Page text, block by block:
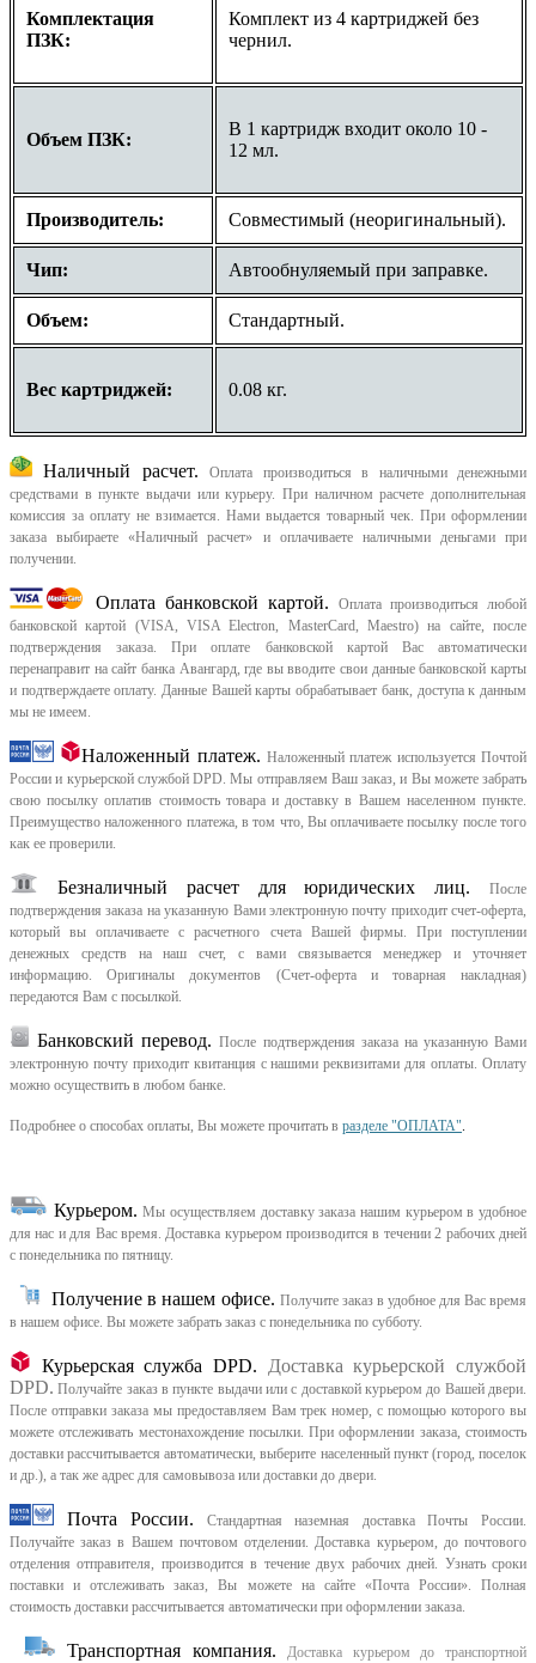
Комплектация
ПЗК:
Комплект из 4 картриджей без
чернил.
Объем ПЗК:
В 1 картридж входит около 10 -
12 мл.
Производитель: Совместимый (неоригинальный).
Чип: Автообнуляемый при заправке.
Объем: Стандартный.
Вес картриджей: 0.08 кг.
Наличный расчет.
Оплата производиться в наличными денежными
средствами в пункте выдачи или курьеру. При наличном расчете дополнительная
комиссия за оплату не взимается. Нами выдается товарный чек. При оформлении
заказа выбираете «Наличный расчет» и оплачиваете наличными деньгами при
получении.
Оплата банковской картой.
Оплата производиться любой
банковской картой (VISA, VISA Electron, MasterCard, Maestro) на сайте, после
подтверждения заказа. При оплате банковской картой Вас автоматически
перенаправит на сайт банка Авангард, где вы вводите свои данные банковской карты
и подтверждаете оплату. Данные Вашей карты обрабатывает банк, доступа к данным
мы не имеем.
Наложенный платеж. Наложенный платеж используется Почтой
России и курьерской службой DPD. Мы отправляем Ваш заказ, и Вы можете забрать
свою посылку оплатив стоимость товара и доставку в Вашем населенном пункте.
Преимущество наложенного платежа, в том что, Вы оплачиваете посылку после того
как ее проверили.
Безналичный расчет для юридических лиц.
После
подтверждения заказа на указанную Вами электронную почту приходит счет-оферта,
который вы оплачиваете с расчетного счета Вашей фирмы. При поступлении
денежных средств на наш счет, с вами связывается менеджер и уточняет
информацию. Оригиналы документов (Счет-оферта и товарная накладная)
передаются Вам с посылкой.
Банковский перевод. После подтверждения заказа на указанную Вами
электронную почту приходит квитанция с нашими реквизитами для оплаты. Оплату
можно осуществить в любом банке.
Подробнее о способах оплаты, Вы можете прочитать в разделе "ОПЛАТА".
Курьером. Мы осуществляем доставку заказа нашим курьером в удобное
для нас и для Вас время.Доставка курьером производится в течении 2 рабочих дней
с понедельника по пятницу.
Получение в нашем офисе. Получите заказ в удобное для Вас время
в нашем офисе. Вы можете забрать заказ с понедельника по субботу.
Курьерская служба DPD.
Доставка курьерской службой
DPD. Получайте заказ в пункте выдачи или с доставкой курьером до Вашей двери.
После отправки заказа мы предоставляем Вам трек номер, с помощью которого вы
можете отслеживать местонахождение посылки. При оформлении заказа, стоимость
доставки рассчитывается автоматически, выберите населенный пункт (город, поселок
и др.), а так же адрес для самовывоза или доставки до двери.
Почта России.
Стандартная наземная доставка Почты России.
Получайте заказ в Вашем почтовом отделении. Доставка курьером, до почтового
отделения отправителя, производится в течение двух рабочих дней. Узнать сроки
поставки и отслеживать заказ, Вы можете на сайте «Почта России». Полная
стоимость доставки рассчитывается автоматически при оформлении заказа.
Транспортная компания.
Доставка курьером до транспортной